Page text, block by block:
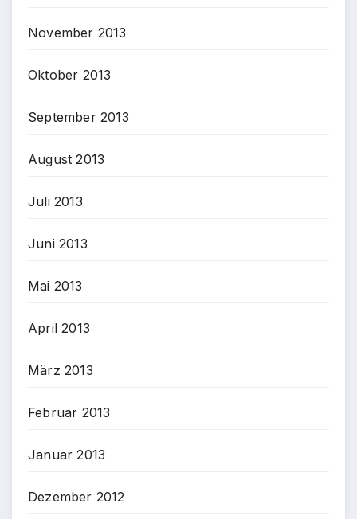
November 2013
Oktober 2013
September 2013
August 2013
Juli 2013
Juni 2013
Mai 2013
April 2013
März 2013
Februar 2013
Januar 2013
Dezember 2012